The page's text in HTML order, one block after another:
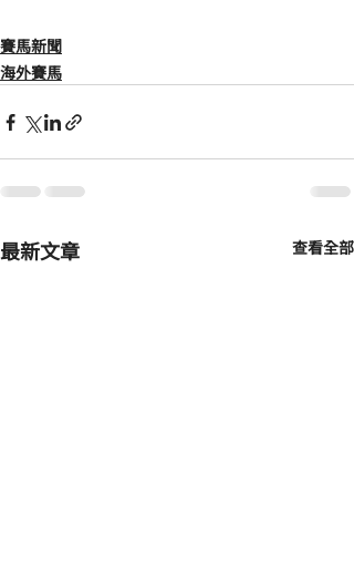
賽馬新聞
海外賽馬
最新文章 查看全部